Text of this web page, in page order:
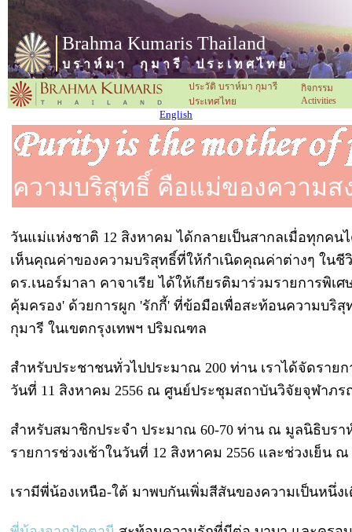
Brahma Kumaris Thailand
บ ร า ห์ ม า กุ ม า รี ป ร ะ เ ท ศ ไ ท ย
ประวัติ บราห์มา กุมารี
ประเทศไทย
กิจกรรม
Activities
English
ความบริสุทธิ์ คือแม่ของความ
วันแม่แห่งชาติ 12 สิงหาคม ได้กลายเป็นสากลเมื่อทุก
เห็นคุณค่าของความบริสุทธิ์ที่ให้กำเนิดคุณค่าต่างๆ ในชีวิ
ดร.เนอร์มาลา คาจาเรีย ได้ให้เกียรติมาร่วมรายการพิ
คุ้มครอง' ด้วยการผูก 'รักกี้' ที่ข้อมือเพื่อสะท้อนความบริ
กุมารี ในเขตกรุงเทพฯ ปริมณฑล
สำหรับประชาชนทั่วไปประมาณ 200 ท่าน เราได้จัดราย
วันที่ 11 สิงหาคม 2556 ณ ศูนย์ประชุมสถาบันวิจัยจุฬาภ
สำหรับสมาชิกประจำ ประมาณ 60-70 ท่าน ณ มูลนิธิบร
รายการช่วงเช้าในวันที่ 12 สิงหาคม 2556 และช่วงเย็
เรามีพี่น้องเหนือ-ใต้ มาพบกันเพิ่มสีสันของความเป็นหนึ่ง